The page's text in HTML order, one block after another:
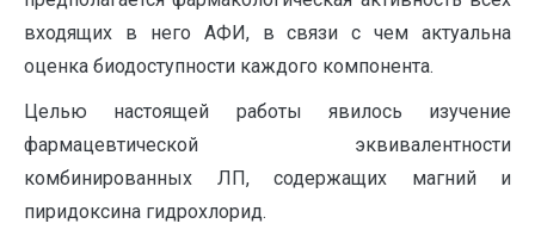
входящих в него АФИ, в связи с чем актуальна
оценка биодоступности каждого компонента.
Целью настоящей работы явилось изучение
фармацевтической эквивалентности
комбинированных ЛП, содержащих магний и
пиридоксина гидрохлорид.